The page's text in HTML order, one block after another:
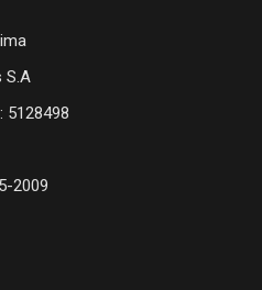
S.A
5128498
2009